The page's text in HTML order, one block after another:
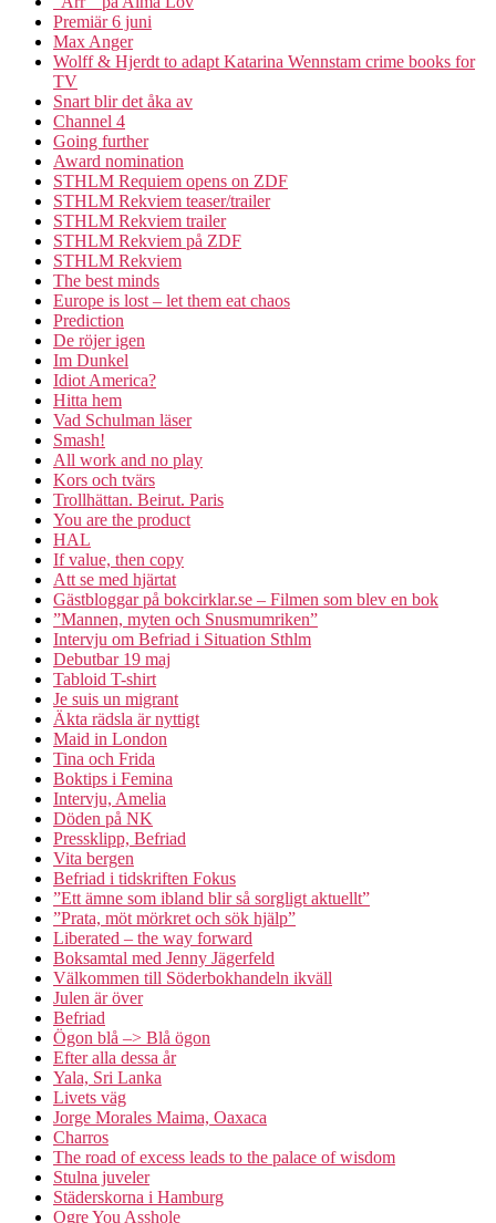
Premiär 6 juni
Max Anger
Wolff & Hjerdt to adapt Katarina Wennstam crime books for
TV
Snart blir det åka av
Channel 4
Going further
Award nomination
STHLM Requiem opens on ZDF
STHLM Rekviem teaser/trailer
STHLM Rekviem trailer
STHLM Rekviem på ZDF
STHLM Rekviem
The best minds
Europe is lost – let them eat chaos
Prediction
De röjer igen
Im Dunkel
Idiot America?
Hitta hem
Vad Schulman läser
Smash!
All work and no play
Kors och tvärs
Trollhättan. Beirut. Paris
You are the product
HAL
If value, then copy
Att se med hjärtat
Gästbloggar på bokcirklar.se – Filmen som blev en bok
”Mannen, myten och Snusmumriken”
Intervju om Befriad i Situation Sthlm
Debutbar 19 maj
Tabloid T-shirt
Je suis un migrant
Äkta rädsla är nyttigt
Maid in London
Tina och Frida
Boktips i Femina
Intervju, Amelia
Döden på NK
Pressklipp, Befriad
Vita bergen
Befriad i tidskriften Fokus
”Ett ämne som ibland blir så sorgligt aktuellt”
”Prata, möt mörkret och sök hjälp”
Liberated – the way forward
Boksamtal med Jenny Jägerfeld
Välkommen till Söderbokhandeln ikväll
Julen är över
Befriad
Ögon blå –> Blå ögon
Efter alla dessa år
Yala, Sri Lanka
Livets väg
Jorge Morales Maima, Oaxaca
Charros
The road of excess leads to the palace of wisdom
Stulna juveler
Städerskorna i Hamburg
Ogre You Asshole